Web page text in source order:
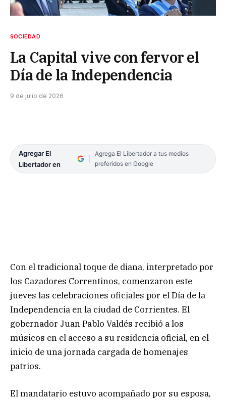
SOCIEDAD
La Capital vive con fervor el
Día de la Independencia
9 de julio de 2026
Agregar El
Libertador en
Agrega El Libertador a tus medios
preferidos en Google
Con el tradicional toque de diana, interpretado por
los Cazadores Correntinos, comenzaron este
jueves las celebraciones oficiales por el Día de la
Independencia en la ciudad de Corrientes. El
gobernador Juan Pablo Valdés recibió a los
músicos en el acceso a su residencia oficial, en el
inicio de una jornada cargada de homenajes
patrios.
El mandatario estuvo acompañado por su esposa,